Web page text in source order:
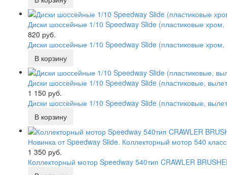
Диски шоссейные 1/10 Speedway Slide (пластиковые
820 руб.
Диски шоссейные 1/10 Speedway Slide (пластиковые
Диски шоссейные 1/10 Speedway Slide (пластиковые,
1 150 руб.
Диски шоссейные 1/10 Speedway Slide (пластиковые,
Новинка от Speedway Slide. Коллекторный мотор 540
1 350 руб.
Коллекторный мотор Speedway 540тип CRAWLER